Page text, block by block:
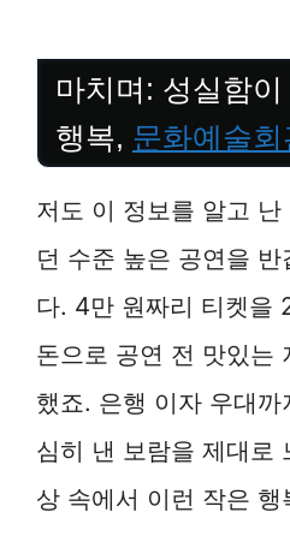
마치며: 성실함
행복, 문화예술회
저도 이 정보를 알고
던 수준 높은 공연을
다. 4만 원짜리 티켓을
돈으로 공연 전 맛있는
했죠. 은행 이자 우대
심히 낸 보람을 제대로
상 속에서 이런 작은 행